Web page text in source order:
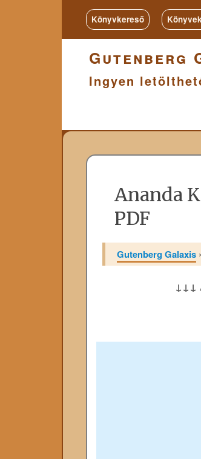
Könyvkereső
Gutenberg
Ingyen
Ananda
PDF
Gutenberg Galaxis
↓↓↓